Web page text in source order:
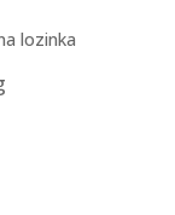
lozinka